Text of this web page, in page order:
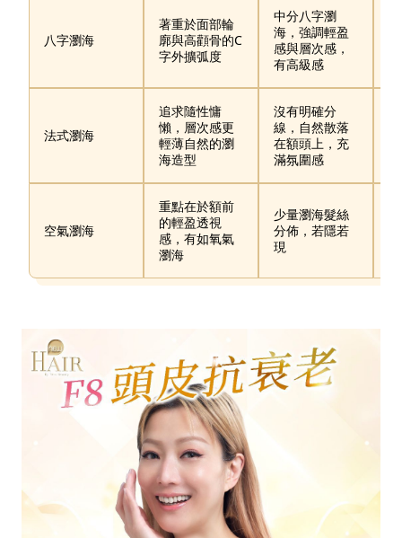
八字瀏海
著重於面部輪
廓與高顴骨的C
字外擴弧度
中分八字瀏
海，強調輕盈
感與層次感，
有高級感
法式瀏海
追求隨性慵
懶，層次感更
輕薄自然的瀏
海造型
沒有明確分
線，自然散落
在額頭上，充
滿氛圍感
空氣瀏海
重點在於額前
的輕盈透視
感，有如氧氣
瀏海
少量瀏海髮絲
分佈，若隱若
現